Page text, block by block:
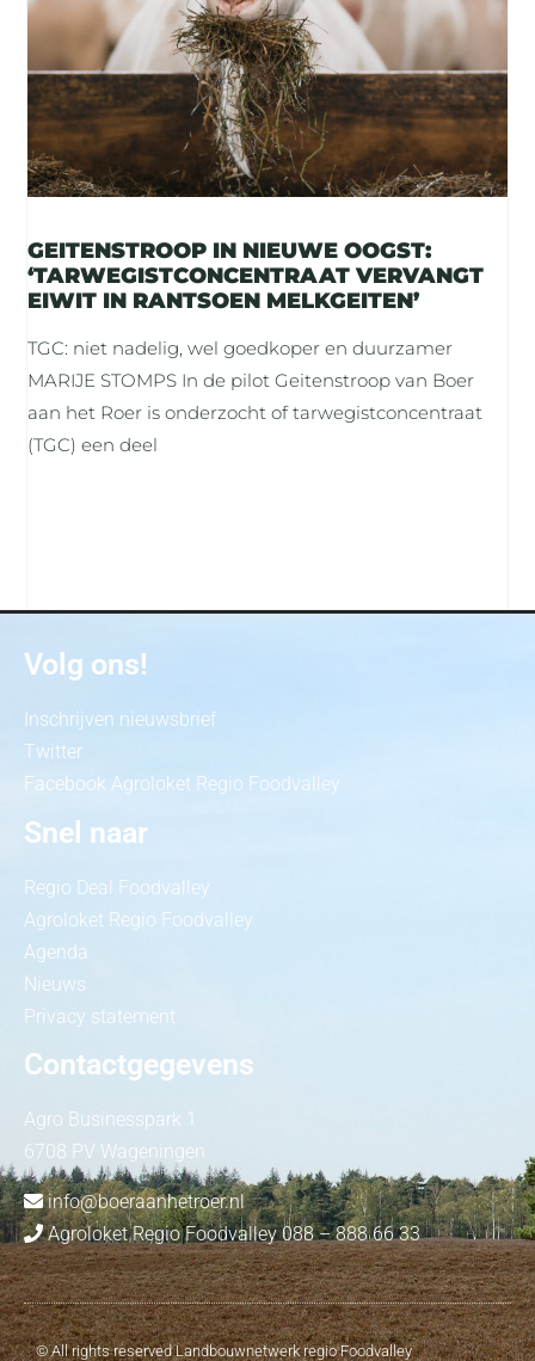
GEITENSTROOP IN NIEUWE OOGST:
‘TARWEGISTCONCENTRAAT VERVANGT
EIWIT IN RANTSOEN MELKGEITEN’
TGC: niet nadelig, wel goedkoper en duurzamer
MARIJE STOMPS In de pilot Geitenstroop van Boer
aan het Roer is onderzocht of tarwegistconcentraat
(TGC) een deel
Volg ons!
Inschrijven nieuwsbrief
Twitter
Facebook Agroloket Regio Foodvalley
Snel naar
Regio Deal Foodvalley
Agroloket Regio Foodvalley
Agenda
Nieuws
Privacy statement
Contactgegevens
Agro Businesspark 1
6708 PV Wageningen
info@boeraanhetroer.nl
Agroloket Regio Foodvalley 088 – 888 66 33
© All rights reserved Landbouwnetwerk regio Foodvalley